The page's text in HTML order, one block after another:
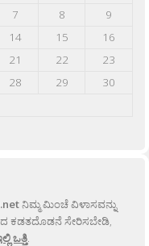
7 8
9
14 15
16
21 22
23
28 29
30
ನಿಮ್ಮ ಮಿಂಚೆ ವಿಳಾಸವನ್ನು
ಕಡತದೊಡನೆ ಸೇರಿಸಬೇಡಿ,
ಒತ್ತಿ.